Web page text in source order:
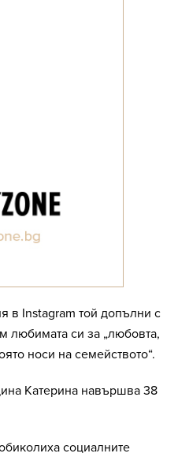
в Instagram той допълни с
любимата си за „любовта,
носи на семейството“.
Катерина навършва 38
социалните